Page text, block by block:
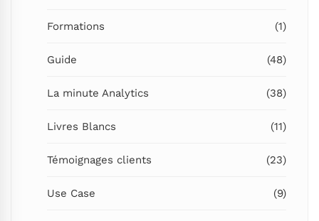
Formations (1)
Guide (48)
La minute Analytics (38)
Livres Blancs (11)
Témoignages clients (23)
Use Case (9)